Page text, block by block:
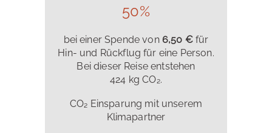
50%
bei einer Spende von 6,50 €für
Hin- und Rückflug für eine Person.
Bei dieser Reise entstehen
424 kg CO₂.
CO₂ Einsparung mit unserem
Klimapartner